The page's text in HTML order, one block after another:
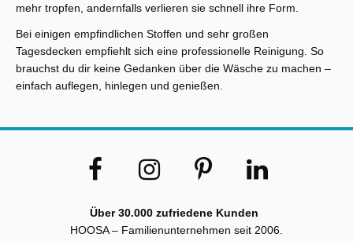
mehr tropfen, andernfalls verlieren sie schnell ihre Form.
Bei einigen empfindlichen Stoffen und sehr großen
Tagesdecken empfiehlt sich eine professionelle Reinigung. So
brauchst du dir keine Gedanken über die Wäsche zu machen –
einfach auflegen, hinlegen und genießen.
Über 30.000 zufriedene Kunden
HOOSA – Familienunternehmen seit 2006.